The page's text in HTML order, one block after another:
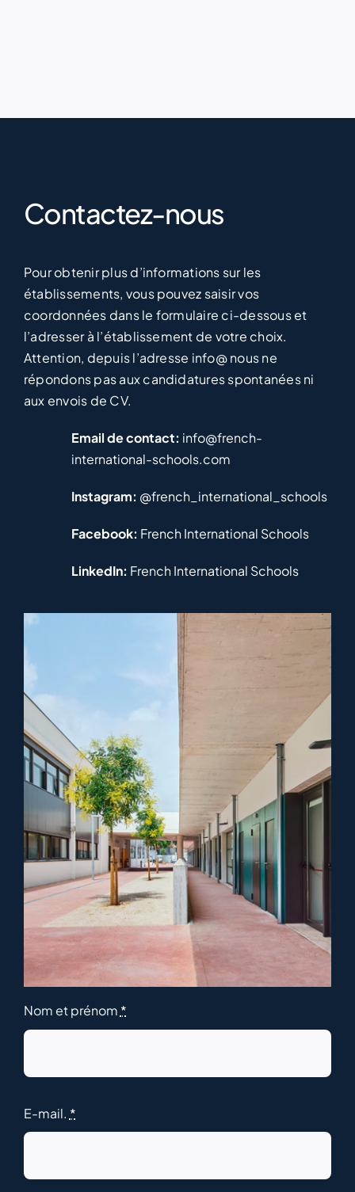
Contactez-nous
Pour obtenir plus d’informations sur les
établissements, vous pouvez saisir vos
coordonnées dans le formulaire ci-dessous et
l’adresser à l’établissement de votre choix.
Attention, depuis l’adresse info@ nous ne
répondons pas aux candidatures spontanées ni
Email de contact:info@french-
Nom et prénom*
E-mail.*